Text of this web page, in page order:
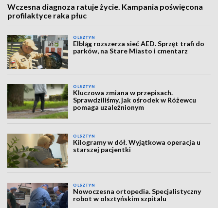
Wczesna diagnoza ratuje życie. Kampania poświęcona
profilaktyce raka płuc
OLSZTYN
Elbląg rozszerza sieć AED. Sprzęt trafi do
parków, na Stare Miasto i cmentarz
OLSZTYN
Kluczowa zmiana w przepisach.
Sprawdziliśmy, jak ośrodek w Różewcu
pomaga uzależnionym
OLSZTYN
Kilogramy w dół. Wyjątkowa operacja u
starszej pacjentki
OLSZTYN
Nowoczesna ortopedia. Specjalistyczny
robot w olsztyńskim szpitalu